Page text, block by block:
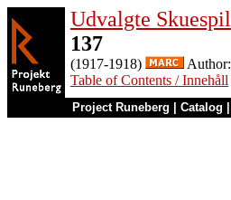
Udvalgte Skuespil
137
(1917-1918) Author:
Table of Contents / Innehåll
Project Runeberg Catalog